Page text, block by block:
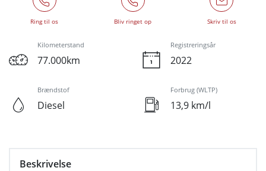
Ring til os Bliv ringet op Skriv til os
Kilometerstand
77.000km
Registreringsår
2022
Brændstof
Diesel
Forbrug (WLTP)
13,9 km/l
Beskrivelse